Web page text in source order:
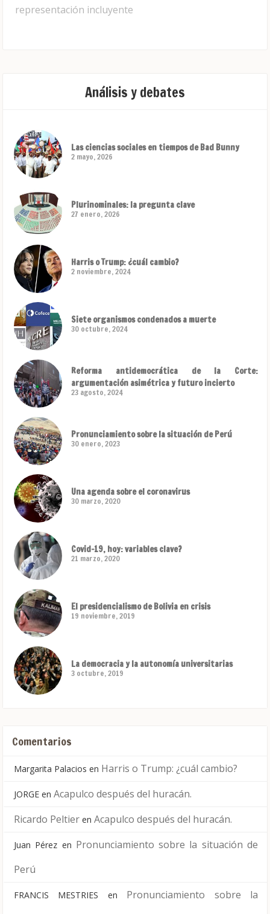
representación incluyente
Análisis y debates
Las ciencias sociales en tiempos de Bad Bunny
2 mayo, 2026
Plurinominales: la pregunta clave
27 enero, 2026
Harris o Trump: ¿cuál cambio?
2 noviembre, 2024
Siete organismos condenados a muerte
30 octubre, 2024
Reforma antidemocrática de la Corte:
argumentación asimétrica y futuro incierto
23 agosto, 2024
Pronunciamiento sobre la situación de Perú
30 enero, 2023
Una agenda sobre el coronavirus
30 marzo, 2020
Covid-19, hoy: variables clave?
21 marzo, 2020
El presidencialismo de Bolivia en crisis
19 noviembre, 2019
La democracia y la autonomía universitarias
3 octubre, 2019
Comentarios
Margarita Palacios en Harris o Trump: ¿cuál cambio?
JORGE en Acapulco después del huracán.
Ricardo Peltier en Acapulco después del huracán.
Juan Pérez en Pronunciamiento sobre la situación de
Perú
FRANCIS MESTRIES en Pronunciamiento sobre la